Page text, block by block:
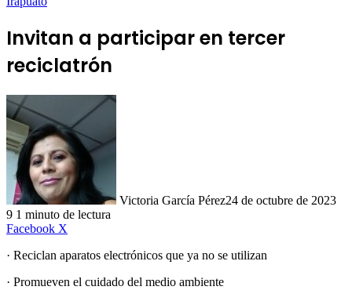
Invitan a participar en tercer
reciclatrón
Victoria García Pérez24 de octubre de 2023
9 1 minuto de lectura
Facebook X
· Reciclan aparatos electrónicos que ya no se utilizan
· Promueven el cuidado del medio ambiente